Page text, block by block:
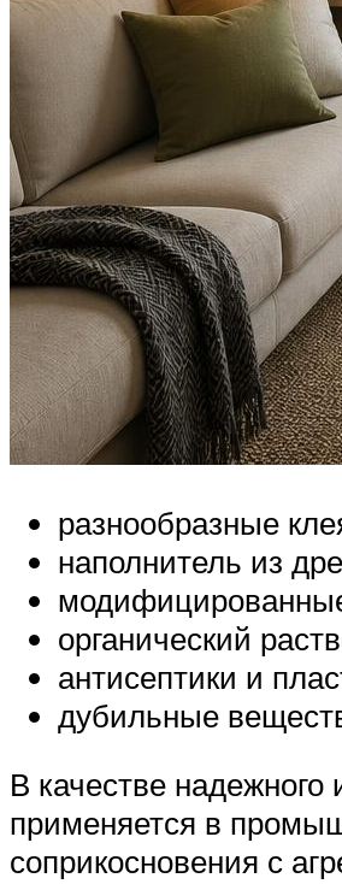
разнообразные
наполнитель из
органический
антисептики и
дубильные
В качестве
применяется в
соприкосновения с